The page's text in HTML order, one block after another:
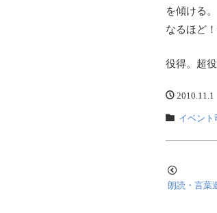
を傾ける。
なるほど
役得。超
2010.11.1
イベント
朗読・言葉